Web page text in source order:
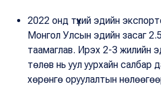
2022 онд түүхий эдийн
Монгол Улсын эдийн засаг
таамаглав. Ирэх 2-3 жилийн
төлөв нь уул уурхайн салбар
хөрөнгө оруулалтын